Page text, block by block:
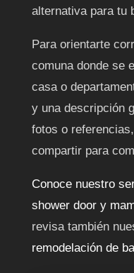
alternativa para tu
Para orientarte
comuna donde se
casa o
y una descripción
fotos o
compartir para
Conoce nuestro
shower door y
revisa también
remodelación de